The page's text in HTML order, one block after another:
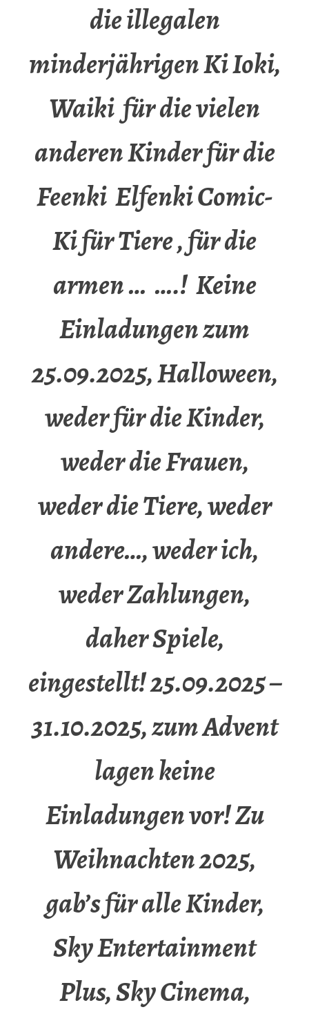
die illegalen
minderjährigen Ki Ioki,
Waiki für die vielen
anderen Kinder für die
Feenki Elfenki Comic-
Ki für Tiere , für die
armen … ….! Keine
Einladungen zum
25.09.2025, Halloween,
weder für die Kinder,
weder die Frauen,
weder die Tiere, weder
andere…, weder ich,
weder Zahlungen,
daher Spiele,
eingestellt! 25.09.2025 –
31.10.2025, zum Advent
lagen keine
Einladungen vor! Zu
Weihnachten 2025,
gab’s für alle Kinder,
Sky Entertainment
Plus, Sky Cinema,